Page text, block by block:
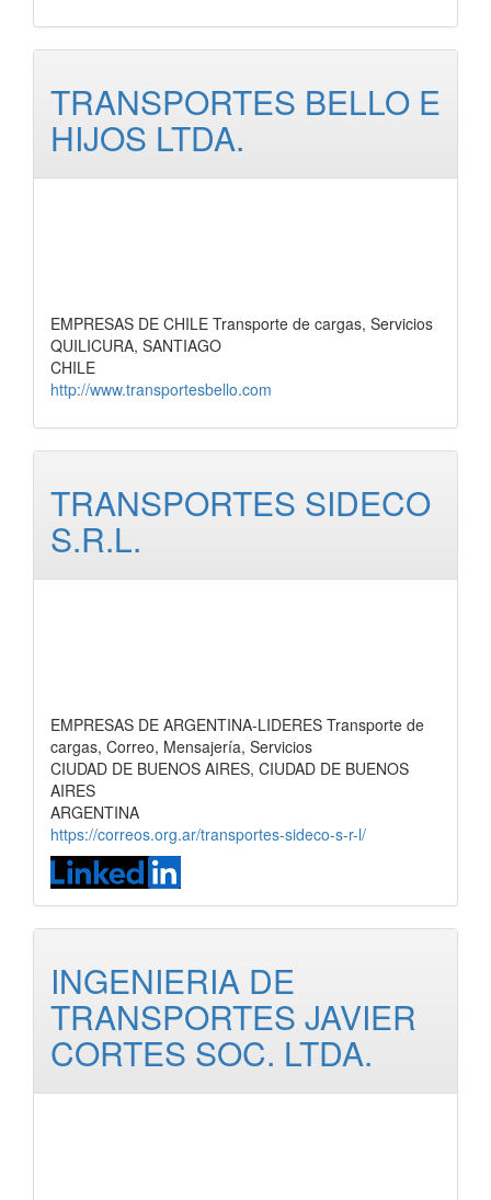
TRANSPORTES BELLO E
HIJOS LTDA.
EMPRESAS DE CHILE Transporte de cargas, Servicios
QUILICURA, SANTIAGO
CHILE
http://www.transportesbello.com
TRANSPORTES SIDECO
S.R.L.
EMPRESAS DE ARGENTINA-LIDERES Transporte de
cargas, Correo, Mensajería, Servicios
CIUDAD DE BUENOS AIRES, CIUDAD DE BUENOS
AIRES
ARGENTINA
https://correos.org.ar/transportes-sideco-s-r-l/
INGENIERIA DE
TRANSPORTES JAVIER
CORTES SOC. LTDA.